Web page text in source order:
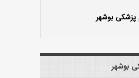
پزشکی بوشهر
بوشهر